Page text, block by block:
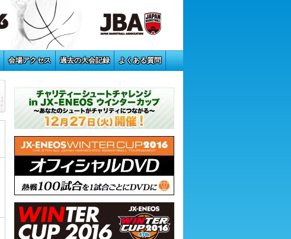
会場アクセス 過去の大会記録 よくある質問